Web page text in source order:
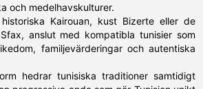
och medelhavskulturer.
Kairouan, kust Bizerte eller de
anslut med kompatibla tunisier som
familjevärderingar och autentiska
hedrar tunisiska traditioner samtidigt